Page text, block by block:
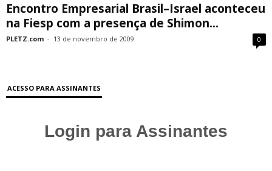
Encontro Empresarial Brasil–Israel aconteceu
na Fiesp com a presença de Shimon...
PLETZ.com - 13 de novembro de 2009 0
ACESSO PARA ASSINANTES
Login para Assinantes